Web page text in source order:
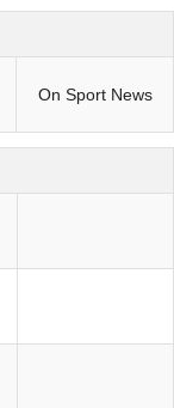
On Sport News